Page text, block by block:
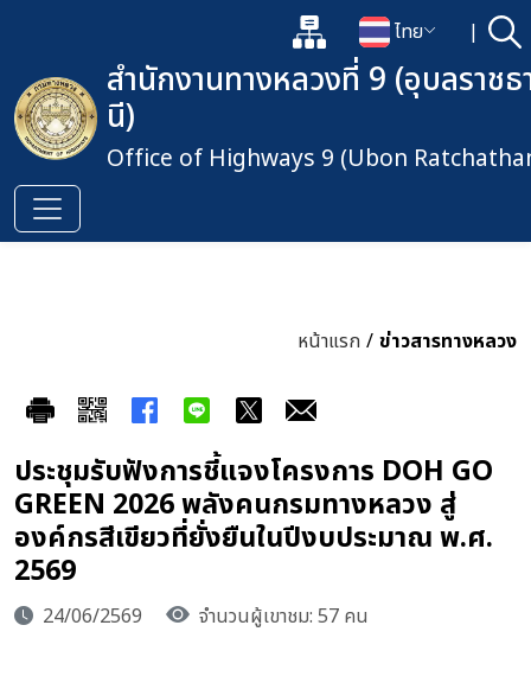
แผนผังเว็บไซต์
เปลี่ยนภาษา
ไทย | ค้
เปิดกล่องค้นหาข้อมูลหลักของเ
สำนักงานทางหลวงที่ 9 (อุบลราชธ
นี)
Office of Highways 9 (Ubon
หน้าแรก / ข่าวสารทางหลวง
ประชุมรับฟังการชี้แจงโครงการ DOH GO
GREEN 2026 พลังคนกรมทางหลวง สู่
องค์กรสีเขียวที่ยั่งยืนในปีงบประมาณ พ.ศ.
2569
24/06/2569 จำนวนผู้เขาชม: 57 คน